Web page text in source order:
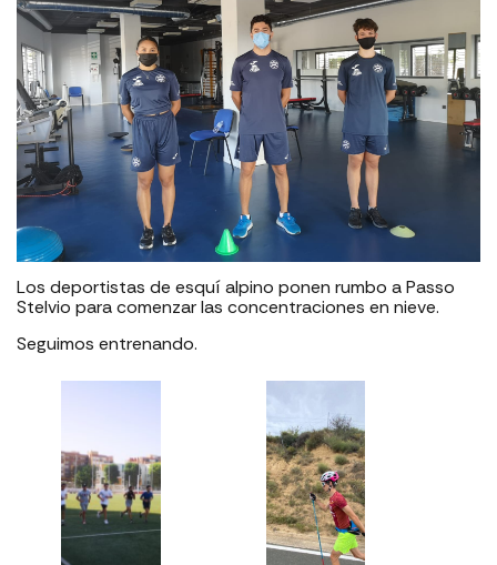
Los deportistas de esquí alpino ponen rumbo a Passo
Stelvio para comenzar las concentraciones en nieve.
Seguimos entrenando.